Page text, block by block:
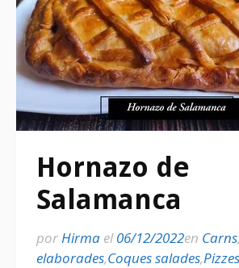
Hornazo de
Salamanca
porHirma el06/12/2022en Carns,
elaborades,Coques salades,